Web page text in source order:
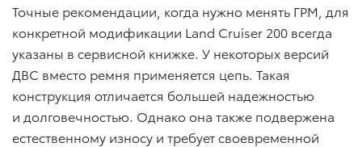
Точные рекомендации, когда нужно менять ГРМ, для
конкретной модификации Land Cruiser 200 всегда
указаны в сервисной книжке. У некоторых версий
ДВС вместо ремня применяется цепь. Такая
конструкция отличается большей надежностью
и долговечностью. Однако она также подвержена
естественному износу и требует своевременной